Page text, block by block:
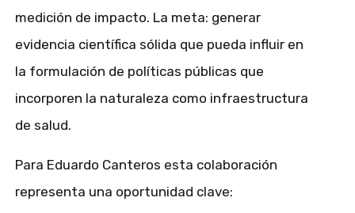
medición de impacto. La meta: generar
evidencia científica sólida que pueda influir en
la formulación de políticas públicas que
incorporen la naturaleza como infraestructura
de salud.
Para Eduardo Canteros esta colaboración
representa una oportunidad clave: